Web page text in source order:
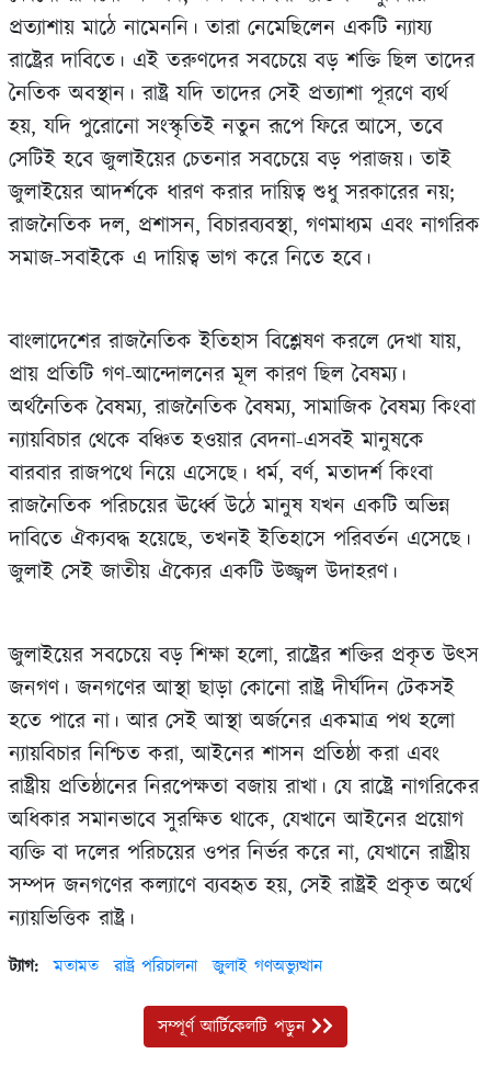
প্রত্যাশায় মাঠে নামেননি। তারা নেমেছিলেন একটি ন্যায্য
রাষ্ট্রের দাবিতে। এই তরুণদের সবচেয়ে বড় শক্তি ছিল তাদের
নৈতিক অবস্থান। রাষ্ট্র যদি তাদের সেই প্রত্যাশা পূরণে ব্যর্থ
হয়, যদি পুরোনো সংস্কৃতিই নতুন রূপে ফিরে আসে, তবে
সেটিই হবে জুলাইয়ের চেতনার সবচেয়ে বড় পরাজয়। তাই
জুলাইয়ের আদর্শকে ধারণ করার দায়িত্ব শুধু সরকারের নয়;
রাজনৈতিক দল, প্রশাসন, বিচারব্যবস্থা, গণমাধ্যম এবং নাগরিক
সমাজ-সবাইকে এ দায়িত্ব ভাগ করে নিতে হবে।
বাংলাদেশের রাজনৈতিক ইতিহাস বিশ্লেষণ করলে দেখা যায়,
প্রায় প্রতিটি গণ-আন্দোলনের মূল কারণ ছিল বৈষম্য।
অর্থনৈতিক বৈষম্য, রাজনৈতিক বৈষম্য, সামাজিক বৈষম্য কিংবা
ন্যায়বিচার থেকে বঞ্চিত হওয়ার বেদনা-এসবই মানুষকে
বারবার রাজপথে নিয়ে এসেছে। ধর্ম, বর্ণ, মতাদর্শ কিংবা
রাজনৈতিক পরিচয়ের ঊর্ধ্বে উঠে মানুষ যখন একটি অভিন্ন
দাবিতে ঐক্যবদ্ধ হয়েছে, তখনই ইতিহাসে পরিবর্তন এসেছে।
জুলাই সেই জাতীয় ঐক্যের একটি উজ্জ্বল উদাহরণ।
জুলাইয়ের সবচেয়ে বড় শিক্ষা হলো, রাষ্ট্রের শক্তির প্রকৃত উৎস
জনগণ। জনগণের আস্থা ছাড়া কোনো রাষ্ট্র দীর্ঘদিন টেকসই
হতে পারে না। আর সেই আস্থা অর্জনের একমাত্র পথ হলো
ন্যায়বিচার নিশ্চিত করা, আইনের শাসন প্রতিষ্ঠা করা এবং
রাষ্ট্রীয় প্রতিষ্ঠানের নিরপেক্ষতা বজায় রাখা। যে রাষ্ট্রে নাগরিকের
অধিকার সমানভাবে সুরক্ষিত থাকে, যেখানে আইনের প্রয়োগ
ব্যক্তি বা দলের পরিচয়ের ওপর নির্ভর করে না, যেখানে রাষ্ট্রীয়
সম্পদ জনগণের কল্যাণে ব্যবহৃত হয়, সেই রাষ্ট্রই প্রকৃত অর্থে
ন্যায়ভিত্তিক রাষ্ট্র।
ট্যাগ: মতামত রাষ্ট্র পরিচালনা জুলাই গণঅভ্যুত্থান
সম্পূর্ণ আর্টিকেলটি পড়ুন